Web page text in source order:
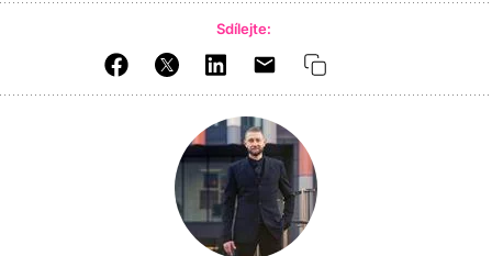
Sdílejte: